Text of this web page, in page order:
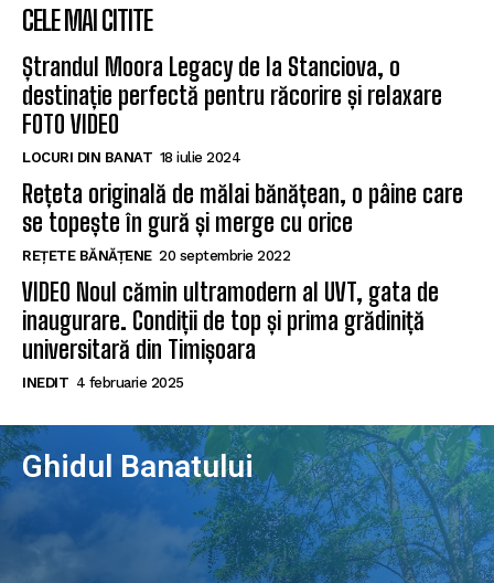
CELE MAI CITITE
Ștrandul Moora Legacy de la Stanciova, o
destinație perfectă pentru răcorire și relaxare
FOTO VIDEO
LOCURI DIN BANAT 18 iulie 2024
Rețeta originală de mălai bănățean, o pâine care
se topește în gură și merge cu orice
REȚETE BĂNĂȚENE 20 septembrie 2022
VIDEO Noul cămin ultramodern al UVT, gata de
inaugurare. Condiții de top și prima grădiniță
universitară din Timișoara
INEDIT 4 februarie 2025
Ghidul Banatului